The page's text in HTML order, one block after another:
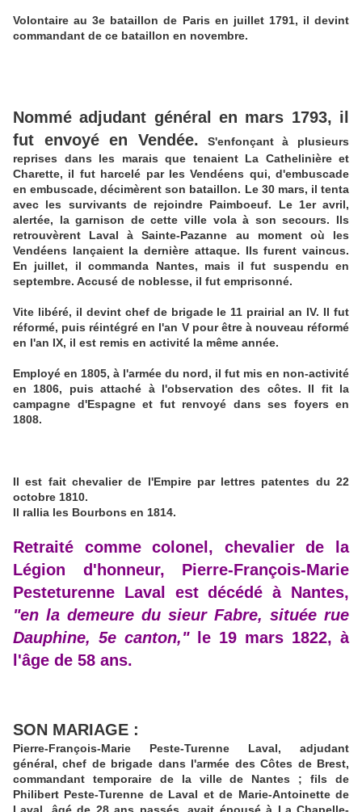
Volontaire au 3e bataillon de Paris en juillet 1791, il devint
commandant de ce bataillon en novembre.
Nommé adjudant général en mars 1793, il
fut envoyé en Vendée. S'enfonçant à plusieurs
reprises dans les marais que tenaient La Cathelinière et
Charette, il fut harcelé par les Vendéens qui, d'embuscade
en embuscade, décimèrent son bataillon. Le 30 mars, il tenta
avec les survivants de rejoindre Paimboeuf. Le 1er avril,
alertée, la garnison de cette ville vola à son secours. Ils
retrouvèrent Laval à Sainte-Pazanne au moment où les
Vendéens lançaient la dernière attaque. Ils furent vaincus.
En juillet, il commanda Nantes, mais il fut suspendu en
septembre. Accusé de noblesse, il fut emprisonné.
Vite libéré, il devint chef de brigade le 11 prairial an IV. Il fut
réformé, puis réintégré en l'an V pour être à nouveau réformé
en l'an IX, il est remis en activité la même année.
Employé en 1805, à l'armée du nord, il fut mis en non-activité
en 1806, puis attaché à l'observation des côtes. Il fit la
campagne d'Espagne et fut renvoyé dans ses foyers en
1808.
Il est fait chevalier de l'Empire par lettres patentes du 22
octobre 1810.
Il rallia les Bourbons en 1814.
Retraité comme colonel, chevalier de la
Légion d'honneur, Pierre-François-Marie
Pesteturenne Laval est décédé à Nantes,
"en la demeure du sieur Fabre, située rue
Dauphine, 5e canton,"le 19 mars 1822, à
l'âge de 58 ans.
SON MARIAGE :
Pierre-François-Marie Peste-Turenne Laval, adjudant
général, chef de brigade dans l'armée des Côtes de Brest,
commandant temporaire de la ville de Nantes ; fils de
Philibert Peste-Turenne de Laval et de Marie-Antoinette de